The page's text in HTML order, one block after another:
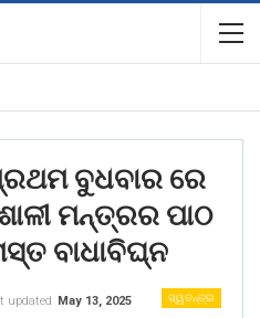
ବୁଧବାର ରେ
ମନ୍ତ୍ରର ପାଠ
ବାଧାବିଘ୍ନ
ସ୍ୱତନ୍ତ୍ର
updated May 13, 2025